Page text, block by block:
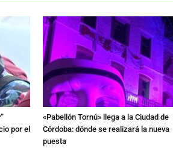
por el
«Pabellón Tornú» llega a la Ciudad de
Córdoba: dónde se realizará la nueva
puesta